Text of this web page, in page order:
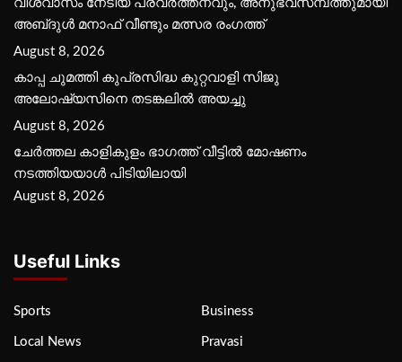
വിശ്വാസം നേടിയ പ്രവർത്തനവും, അനുഭവസമ്പത്തുമായി
അബ്‌ദുൾ മനാഫ് വീണ്ടും മത്സര രംഗത്ത്
August 8, 2026
കാപ്പ ചുമത്തി കുപ്രസിദ്ധ കുറ്റവാളി സിജു
അലോഷ്യസിനെ തടങ്കലിൽ അയച്ചു
August 8, 2026
ചേർത്തല കാളികുളം ഭാഗത്ത് വീട്ടിൽ മോഷണം
നടത്തിയയാൾ പിടിയിലായി
August 8, 2026
Useful Links
Sports Business
Local News Pravasi